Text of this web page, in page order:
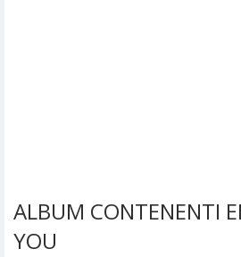
ALBUM CONTENENTI
YOU